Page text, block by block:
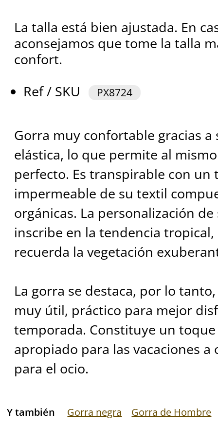
La talla está bien ajustada. En
aconsejamos que tome la talla
confort.
Ref / SKU
PX8724
Gorra muy confortable gracias
elástica, lo que permite al
perfecto. Es transpirable con
impermeable de su textil
orgánicas. La personalización
inscribe en la tendencia
recuerda la vegetación
La gorra se destaca, por lo
muy útil, práctico para mejor
temporada. Constituye un
apropiado para las vacaciones a
para el ocio.
Y también Gorra negra Gorra de Hombre